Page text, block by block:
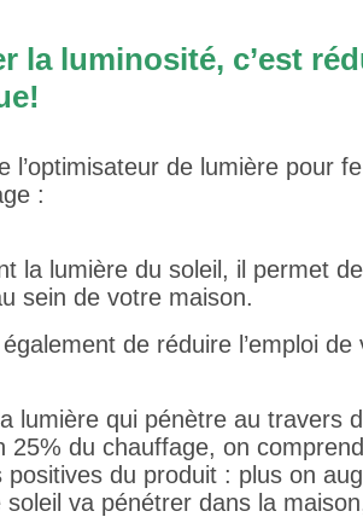
la luminosité, c’est
l’optimisateur de lumière pour
:
la lumière du soleil, il permet
sein de votre maison.
de réduire l’emploi
lumière qui pénètre au travers
25% du chauffage, on
positives du produit : plus on
soleil va pénétrer dans la